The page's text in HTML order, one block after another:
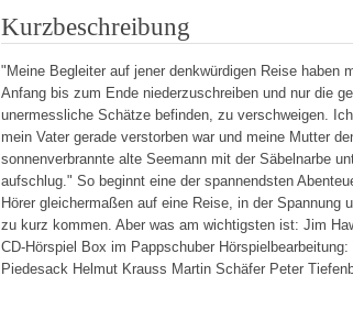
Kurzbeschreibung
"Meine Begleiter auf jener denkwürdigen Reise
Anfang bis zum Ende niederzuschreiben und nur die
unermessliche Schätze befinden, zu verschweigen.
mein Vater gerade verstorben war und meine Mutter
sonnenverbrannte alte Seemann mit der Säbelnarbe
aufschlug." So beginnt eine der spannendsten
Hörer gleichermaßen auf eine Reise, in der
zu kurz kommen. Aber was am wichtigsten ist: Jim
CD-Hörspiel Box im Pappschuber
Piedesack Helmut Krauss Martin Schäfer Peter